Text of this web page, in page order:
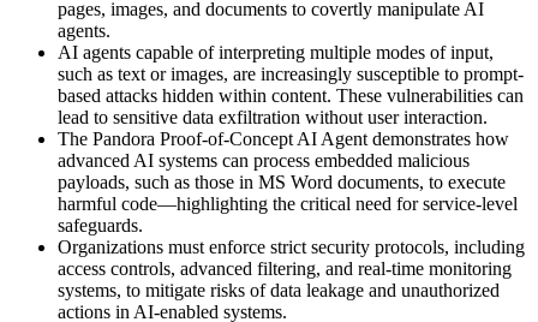
pages, images, and documents to covertly manipulate AI
agents.
AI agents capable of interpreting multiple modes of input,
such as text or images, are increasingly susceptible to prompt-
based attacks hidden within content. These vulnerabilities can
lead to sensitive data exfiltration without user interaction.
The Pandora Proof-of-Concept AI Agent demonstrates how
advanced AI systems can process embedded malicious
payloads, such as those in MS Word documents, to execute
harmful code—highlighting the critical need for service-level
safeguards.
Organizations must enforce strict security protocols, including
access controls, advanced filtering, and real-time monitoring
systems, to mitigate risks of data leakage and unauthorized
actions in AI-enabled systems.